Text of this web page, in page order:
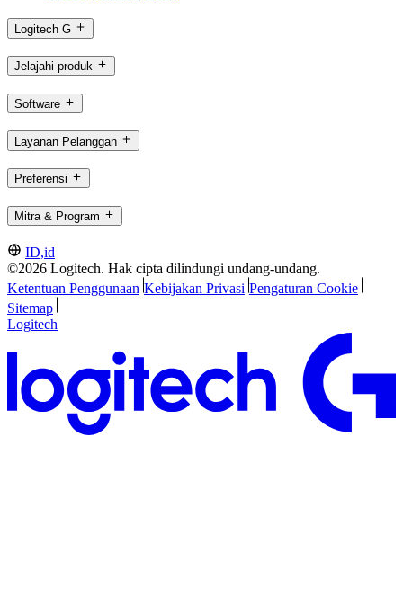
Logitech G
Jelajahi produk
Software
Layanan Pelanggan
Preferensi
Mitra & Program
ID,id
©2026 Logitech. Hak cipta dilindungi undang-undang.
Ketentuan Penggunaan Kebijakan Privasi Pengaturan Cookie
Sitemap
Logitech